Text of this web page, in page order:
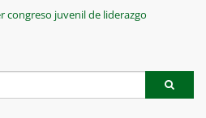
congreso juvenil de liderazgo